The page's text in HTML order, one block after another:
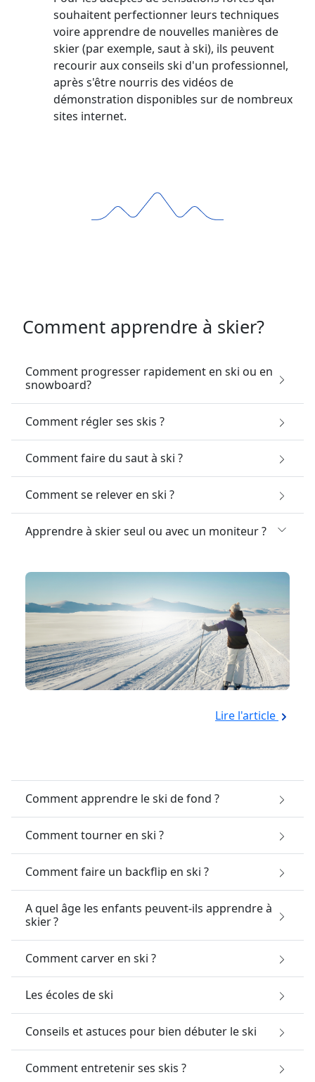
souhaitent perfectionner leurs techniques
voire apprendre de nouvelles manières de
skier (par exemple, saut à ski), ils peuvent
recourir aux conseils ski d'un professionnel,
après s'être nourris des vidéos de
démonstration disponibles sur de nombreux
sites internet.
Comment apprendre à skier?
Comment progresser rapidement en ski ou en
snowboard?
Comment régler ses skis ?
Comment faire du saut à ski ?
Comment se relever en ski ?
Apprendre à skier seul ou avec un moniteur ?
Lire l'article
Comment apprendre le ski de fond ?
Comment tourner en ski ?
Comment faire un backflip en ski ?
A quel âge les enfants peuvent-ils apprendre à
skier ?
Comment carver en ski ?
Les écoles de ski
Conseils et astuces pour bien débuter le ski
Comment entretenir ses skis ?